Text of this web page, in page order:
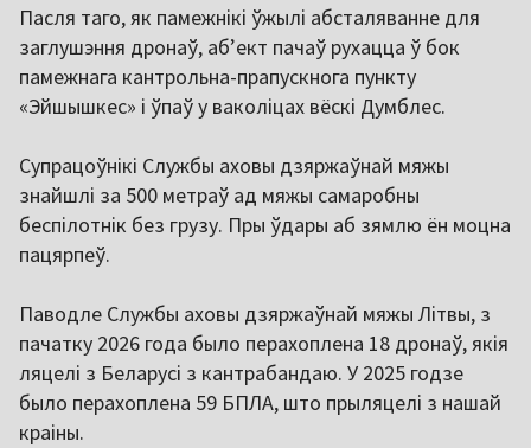
Пасля таго, як памежнікі ўжылі абсталяванне для
заглушэння дронаў, аб’ект пачаў рухацца ў бок
памежнага кантрольна-прапускнога пункту
«Эйшышкес» і ўпаў у ваколіцах вёскі Думблес.
Супрацоўнікі Службы аховы дзяржаўнай мяжы
знайшлі за 500 метраў ад мяжы самаробны
беспілотнік без грузу. Пры ўдары аб зямлю ён моцна
пацярпеў.
Паводле Службы аховы дзяржаўнай мяжы Літвы, з
пачатку 2026 года было перахоплена 18 дронаў, якія
ляцелі з Беларусі з кантрабандаю. У 2025 годзе
было перахоплена 59 БПЛА, што прыляцелі з нашай
краіны.